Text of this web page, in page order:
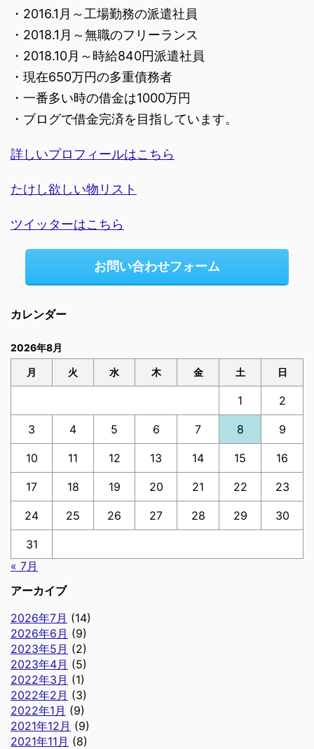
・2016.1月～工場勤務の派遣社員
・2018.1月～無職のフリーランス
・2018.10月～時給840円派遣社員
・現在650万円の多重債務者
・一番多い時の借金は1000万円
・ブログで借金完済を目指しています。
詳しいプロフィールはこちら
たけし欲しい物リスト
ツイッターはこちら
お問い合わせフォーム
カレンダー
2026年8月
月 火 水 木 金 土 日
1 2
3 4 5 6 7 8 9
10 11 12 13 14 15 16
17 18 19 20 21 22 23
24 25 26 27 28 29 30
31
« 7月
アーカイブ
2026年7月 (14)
2026年6月 (9)
2023年5月 (2)
2023年4月 (5)
2022年3月 (1)
2022年2月 (3)
2022年1月 (9)
2021年12月 (9)
2021年11月 (8)